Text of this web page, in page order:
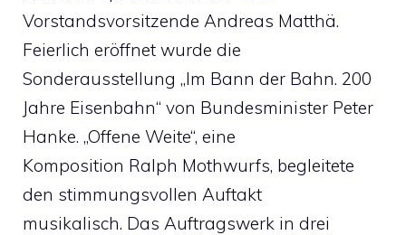
Vorstandsvorsitzende Andreas Matthä.
Feierlich eröffnet wurde die
Sonderausstellung „Im Bann der Bahn. 200
Jahre Eisenbahn“ von Bundesminister Peter
Hanke. „Offene Weite“, eine
Komposition Ralph Mothwurfs, begleitete
den stimmungsvollen Auftakt
musikalisch. Das Auftragswerk in drei